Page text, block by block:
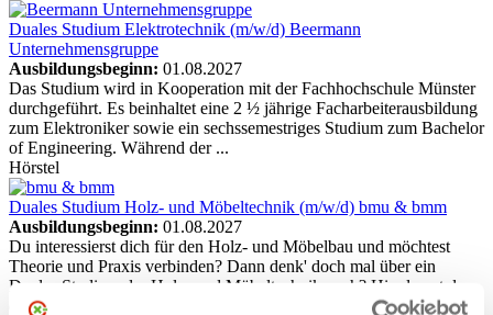
Duales Studium Elektrotechnik (m/w/d) Beermann
Unternehmensgruppe
Ausbildungsbeginn: 01.08.2027
Das Studium wird in Kooperation mit der Fachhochschule Münster
durchgeführt. Es beinhaltet eine 2 ½ jährige Facharbeiterausbildung
zum Elektroniker sowie ein sechssemestriges Studium zum Bachelor
of Engineering. Während der ...
Hörstel
Duales Studium Holz- und Möbeltechnik (m/w/d) bmu & bmm
Ausbildungsbeginn: 01.08.2027
Du interessierst dich für den Holz- und Möbelbau und möchtest
Theorie und Praxis verbinden? Dann denk' doch mal über ein
Duales Studium der Holz- und Möbeltechnik nach? Hier lernst du
die Facetten des Innenausbaus, der ...